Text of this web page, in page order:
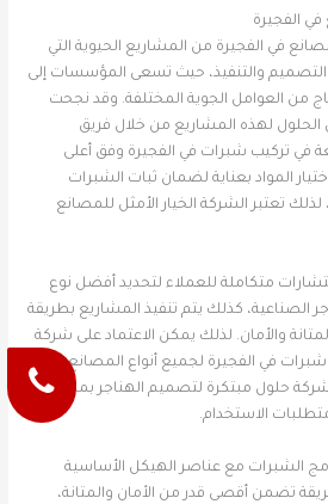
الفجيرة
في الفجيرة من المشاريع الحيوية التي
التصميم والتنفيذ، حيث تسعى المؤسسات إلى
من العوامل الجوية المختلفة. وقد نجحت
لهذه المشاريع من خلال فريق
تركيب شبرات في الفجيرة وفق أعلى
المواد بعناية لضمان ثبات الشبرات
تعتبر الشركة الخيار الأمثل للمصانع
متكاملة للعملاء لتحديد أفضل نوع
الصناعية، كذلك يتم تنفيذ المشاريع بطريقة
والأمان. لذلك يمكن الاعتماد على شركة
شبرات في الفجيرة لجميع أنواع المصانع
حلول مبتكرة لتصميم الهناجر بما
الاستخدام.
الشبرات مع عناصر الهيكل الأساسية
تضمن أقصى قدر من الأمان والمتانة،